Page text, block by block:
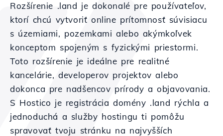
Rozšírenie .land je dokonalé pre používateľov,
ktorí chcú vytvoriť online prítomnosť súvisiacu
s územiami, pozemkami alebo akýmkoľvek
konceptom spojeným s fyzickými priestormi.
Toto rozšírenie je ideálne pre realitné
kancelárie, developerov projektov alebo
dokonca pre nadšencov prírody a objavovania.
S Hostico je registrácia domény .land rýchla a
jednoduchá a služby hostingu ti pomôžu
spravovať tvoju stránku na najvyšších